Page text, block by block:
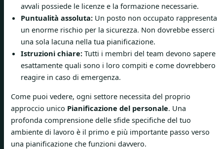
avvali possiede le licenze e la formazione necessarie.
Puntualità assoluta: Un posto non occupato rappresenta
un enorme rischio per la sicurezza. Non dovrebbe esserci
una sola lacuna nella tua pianificazione.
Istruzioni chiare: Tutti i membri del team devono sapere
esattamente quali sono i loro compiti e come dovrebbero
reagire in caso di emergenza.
Come puoi vedere, ogni settore necessita del proprio
approccio unico Pianificazione del personale. Una
profonda comprensione delle sfide specifiche del tuo
ambiente di lavoro è il primo e più importante passo verso
una pianificazione che funzioni davvero.